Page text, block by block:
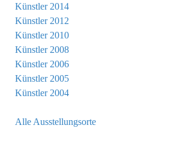
Künstler 2014
Künstler 2012
Künstler 2010
Künstler 2008
Künstler 2006
Künstler 2005
Künstler 2004
Alle Ausstellungsorte